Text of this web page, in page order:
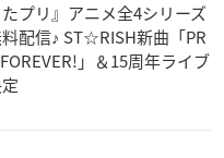
たプリ』アニメ全4シリーズ
配信♪ ST☆RISH新曲「PR
」＆15周年ライブ